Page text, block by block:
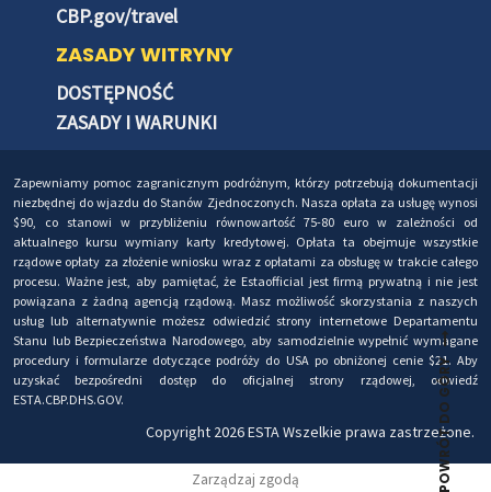
CBP.gov/travel
ZASADY WITRYNY
DOSTĘPNOŚĆ
ZASADY I WARUNKI
Zapewniamy pomoc zagranicznym podróżnym, którzy potrzebują dokumentacji
niezbędnej do wjazdu do Stanów Zjednoczonych. Nasza opłata za usługę wynosi
$90, co stanowi w przybliżeniu równowartość 75-80 euro w zależności od
aktualnego kursu wymiany karty kredytowej. Opłata ta obejmuje wszystkie
rządowe opłaty za złożenie wniosku wraz z opłatami za obsługę w trakcie całego
procesu. Ważne jest, aby pamiętać, że Estaofficial jest firmą prywatną i nie jest
powiązana z żadną agencją rządową. Masz możliwość skorzystania z naszych
usług lub alternatywnie możesz odwiedzić strony internetowe Departamentu
Stanu lub Bezpieczeństwa Narodowego, aby samodzielnie wypełnić wymagane
procedury i formularze dotyczące podróży do USA po obniżonej cenie $21. Aby
uzyskać bezpośredni dostęp do oficjalnej strony rządowej, odwiedź
ESTA.CBP.DHS.GOV.
Copyright 2026 ESTA Wszelkie prawa zastrzeżone.
POWRÓT DO GÓRY
Zarządzaj zgodą